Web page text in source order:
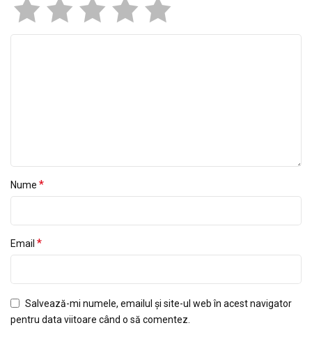
Nume *
Email *
Salvează-mi numele, emailul și site-ul web în acest navigator
pentru data viitoare când o să comentez.